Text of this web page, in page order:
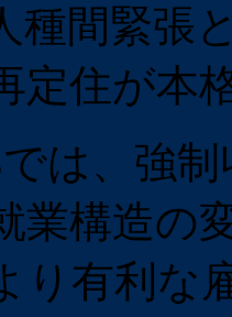
種間緊張
定住が本
は、強制
業構造の
り有利な